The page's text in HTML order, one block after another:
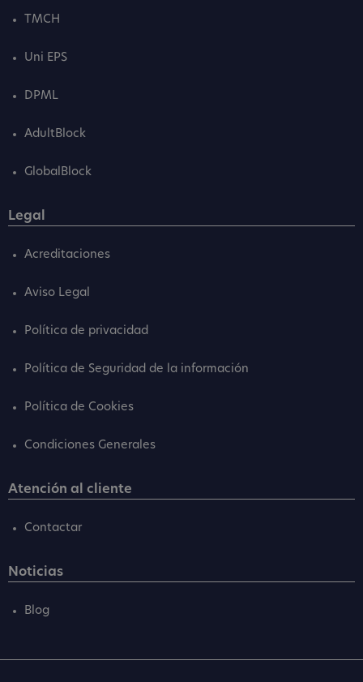
TMCH
Uni EPS
DPML
AdultBlock
GlobalBlock
Legal
Acreditaciones
Aviso Legal
Política de privacidad
Política de Seguridad de la información
Política de Cookies
Condiciones Generales
Atención al cliente
Contactar
Noticias
Blog